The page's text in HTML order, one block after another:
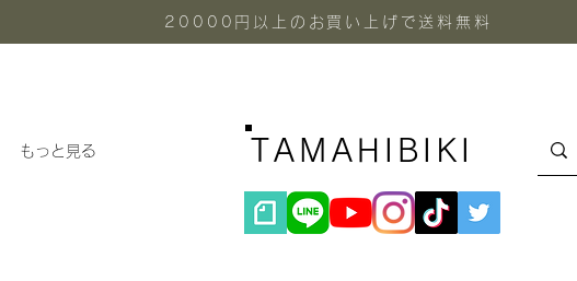
20000円以上のお買い上げで送料無料
もっと見る TAMAHIBIKI